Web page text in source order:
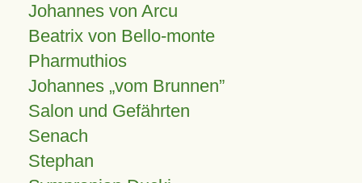
Johannes von Arcu
Beatrix von Bello-monte
Pharmuthios
Johannes vom Brunnen
Salon und Gefährten
Senach
Stephan